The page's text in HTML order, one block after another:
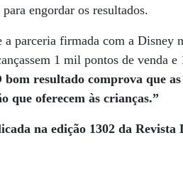
engordar os resultados.
a parceria firmada com a Disney
1 mil pontos de venda
bom resultado comprova que
que oferecem às crianças.”
na edição 1302 da Revista